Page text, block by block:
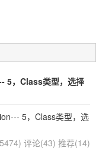
，Class类型，选择
5，Class类型，选
评论(43) 推荐(14)